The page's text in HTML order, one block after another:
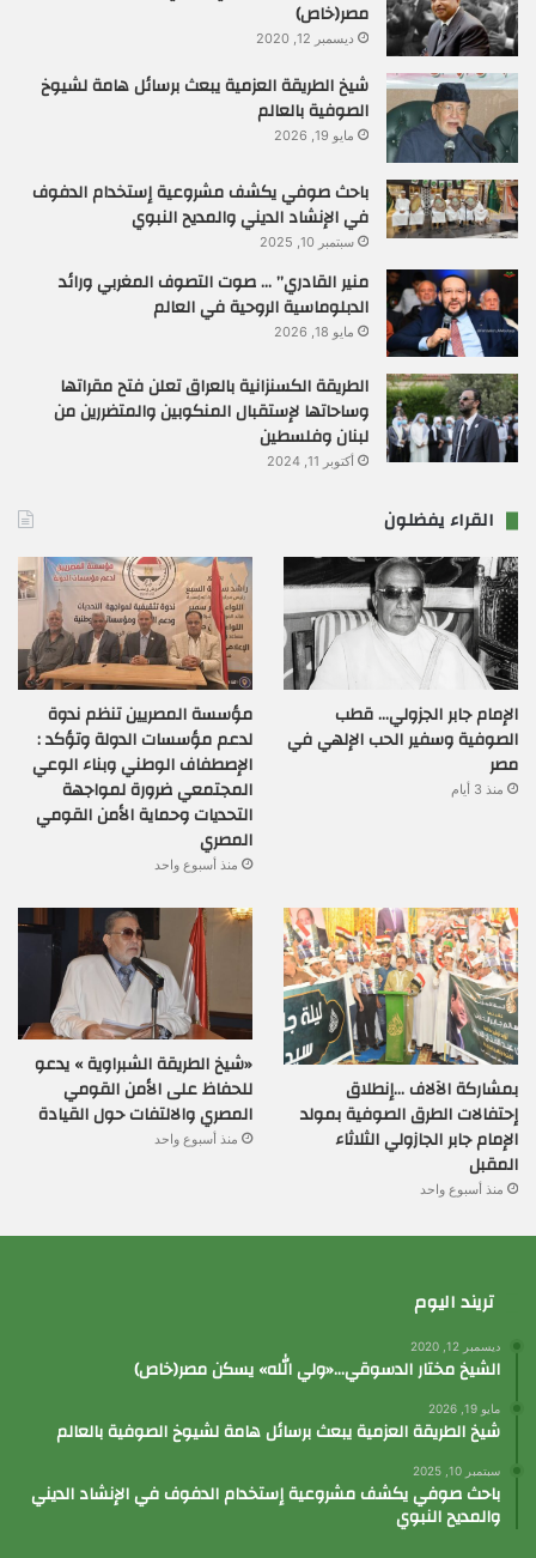
مصر(خاص)
ديسمبر 12, 2020
شيخ الطريقة العزمية يبعث برسائل هامة لشيوخ
الصوفية بالعالم
مايو 19, 2026
باحث صوفي يكشف مشروعية إستخدام الدفوف
في الإنشاد الديني والمديح النبوي
سبتمبر 10, 2025
منير القادري” … صوت التصوف المغربي ورائد
الدبلوماسية الروحية في العالم
مايو 18, 2026
الطريقة الكسنزانية بالعراق تعلن فتح مقراتها
وساحاتها لإستقبال المنكوبين والمتضررين من
لبنان وفلسطين
أكتوبر 11, 2024
القراء يفضلون
الإمام جابر الجزولي… قطب
الصوفية وسفير الحب الإلهي في
مصر
منذ 3 أيام
مؤسسة المصريين تنظم ندوة
لدعم مؤسسات الدولة وتؤكد :
الإصطفاف الوطني وبناء الوعي
المجتمعي ضرورة لمواجهة
التحديات وحماية الأمن القومي
المصري
منذ أسبوع واحد
بمشاركة الآلاف …إنطلاق
إحتفالات الطرق الصوفية بمولد
الإمام جابر الجازولي الثلاثاء
المقبل
منذ أسبوع واحد
«شيخ الطريقة الشبراوية » يدعو
للحفاظ على الأمن القومي
المصري والالتفات حول القيادة
منذ أسبوع واحد
تريند اليوم
ديسمبر 12, 2020
الشيخ مختار الدسوقي…«ولي الله» يسكن مصر(خاص)
مايو 19, 2026
شيخ الطريقة العزمية يبعث برسائل هامة لشيوخ الصوفية بالعالم
سبتمبر 10, 2025
باحث صوفي يكشف مشروعية إستخدام الدفوف في الإنشاد الديني
والمديح النبوي